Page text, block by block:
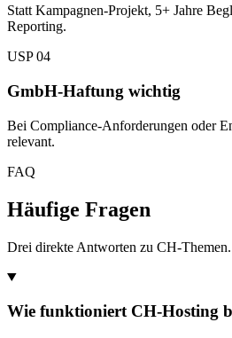
Statt Kampagnen-Projekt, 5+ Jahre
Reporting.
USP 04
GmbH-Haftung wichtig
Bei Compliance-Anforderungen oder
relevant.
FAQ
Häufige Fragen
Drei direkte Antworten zu CH-Themen.
Wie funktioniert CH-Hosting